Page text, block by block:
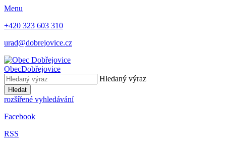
Menu
+420 323 603 310
urad@dobrejovice.cz
ObecDobřejovice
Hledaný výraz
Hledat
rozšířené vyhledávání
Facebook
RSS